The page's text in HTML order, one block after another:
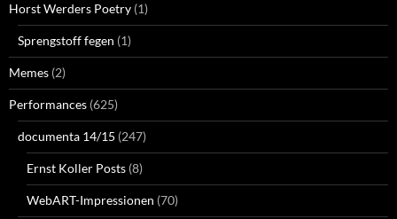
Horst Werders Poetry (1)
Sprengstoff fegen (1)
Memes (2)
Performances (625)
documenta 14/15 (247)
Ernst Koller Posts (8)
WebART-Impressionen (70)